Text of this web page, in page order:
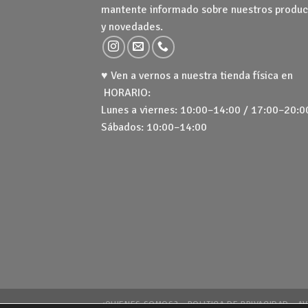
mantente informado sobre nuestros
y novedades.
♥ Ven a vernos a nuestra tienda física en
HORARIO:
Lunes a viernes: 10:00–14:00 /
Sábados: 10:00–14:00
¿QUIENES SOMOS? POLITICA DE PRIVACIDAD